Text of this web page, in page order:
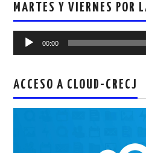
MARTES Y VIERNES POR
Reproductor
00:00
ACCESO A CLOUD-CRECJ